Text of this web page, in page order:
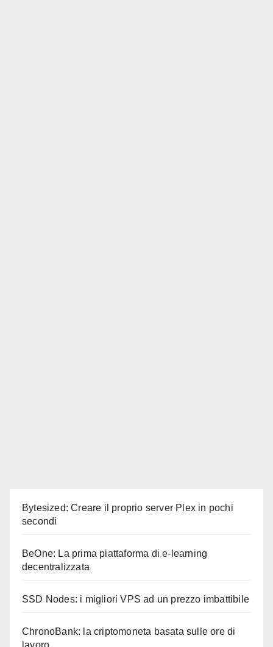
Bytesized: Creare il proprio server Plex in pochi
secondi
BeOne: La prima piattaforma di e-learning
decentralizzata
SSD Nodes: i migliori VPS ad un prezzo imbattibile
ChronoBank: la criptomoneta basata sulle ore di
lavoro